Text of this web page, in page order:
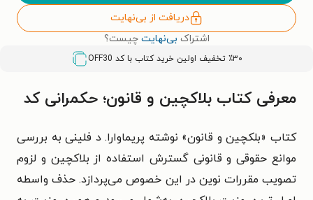
دریافت از بی‌نهایت
اشتراک بی‌نهایت چیست؟
٪۳۰ تخفیف اولین خرید کتاب با کد OFF30
معرفی کتاب بلاکچین و قانون؛ حکمرانی کد
کتاب «بلکچین و قانون» نوشته پریماوارا. د فلینی به بررسی
موانع حقوقی و قانونی گسترش استفاده از بلاکچین و لزوم
تصویب مقررات نوین در این خصوص می‌پردازد. حذف واسطه